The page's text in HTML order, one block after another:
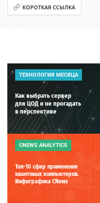
КОРОТКАЯ ССЫЛКА
ТЕХНОЛОГИЯ МЕСЯЦА
Как выбрать сервер
для ЦОД и не прогадать
в перспективе
CNEWS ANALYTICS
Топ-10 сфер применения
квантовых компьютеров.
Инфографика CNews